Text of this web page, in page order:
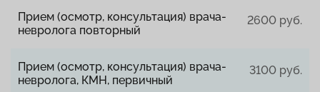
Прием (осмотр, консультация) врача-
невролога повторный
2600 руб.
Прием (осмотр, консультация) врача-
невролога, КМН, первичный
3100 руб.